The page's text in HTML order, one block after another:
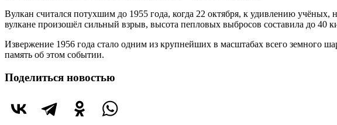
Вулкан считался потухшим до 1955 года, когда 22 октября, к удивлению
вулкане произошёл сильный взрыв, высота пепловых выбросов составила до 40
Извержение 1956 года стало одним из крупнейших в масштабах всего земного
память об этом событии.
Поделиться новостью